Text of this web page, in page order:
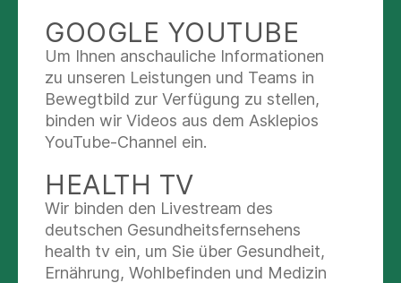
wen sind sie geeignet, auf welche Verfahren sind
Sie besonders spezialisiert? Wie stellen Sie
sicher, dass die Behandlung individuell auf den
Patienten abgestimmt ist? Wie klären Sie ihn auf?
Bitte keine blutigen (fachlichen) Bilder
einsetzen, zeigen Sie lieber die
Behandlungsteam, das schafft Vertrauen. Wenn
die Informationen sehr umfangreich sind -
können Sie statt eines Bild-Text-Moduls auch ein
Akkordeon zur besseren Übersichtlichkeit
einsetzen.
GOOGLE YOUTUBE
Um Ihnen anschauliche Informationen
zu unseren Leistungen und Teams in
Bewegtbild zur Verfügung zu stellen,
binden wir Videos aus dem Asklepios
YouTube-Channel ein.
HEALTH TV
Wir binden den Livestream des
deutschen Gesundheitsfernsehens
health tv ein, um Sie über Gesundheit,
Ernährung, Wohlbefinden und Medizin